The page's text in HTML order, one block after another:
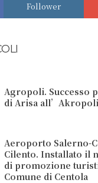
Follower
Agropoli. Successo
di Arisa
Aeroporto Salerno-
Cilento. Installato il
di promozione
Comune di Centola